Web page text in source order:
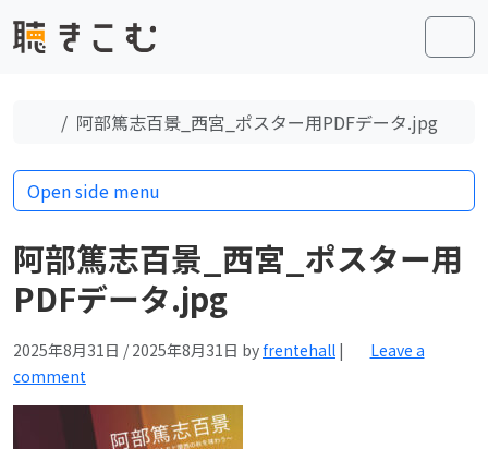
Home
阿部篤志百景_西宮_ポスター用PDFデータ.jpg
阿部篤志百景_西宮_ポスター用
PDFデータ.jpg
2025年8月31日 / 2025年8月31日 byfrentehall |
Leave a
comment
Open side menu